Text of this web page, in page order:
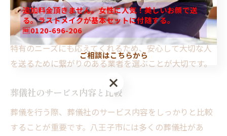
の理念や、故人や遺族の意向をどれだけ尊重しているか
を把握することができるでしょう。地元の葬儀社は地域
特有のニーズにも応えてくれるため、安心して大切な人
を送るために繋がりのある業者を選ぶことが大切です。
葬儀社のサービス内容と比較
葬儀を行う際、葬儀社のサービス内容をしっかりと比較
することが重要です。八王子市には多くの葬儀社があ
追加料金頂きません。女性に人気！美しいお顔で送
る。ラストメイクが基本セットに付随する。
🆓0120-696-206
ご相談はこちらから